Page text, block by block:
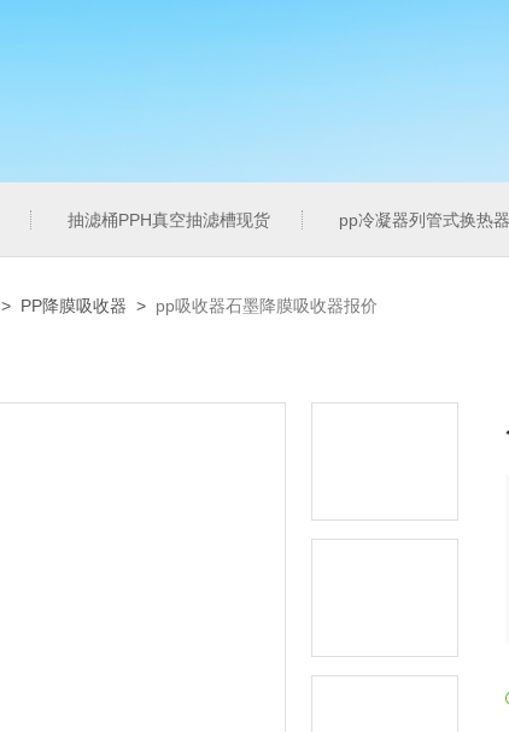
抽滤桶PPH真空抽滤槽现货 pp冷凝器列管式换热
> PP降膜吸收器 > pp吸收器石墨降膜吸收器报价